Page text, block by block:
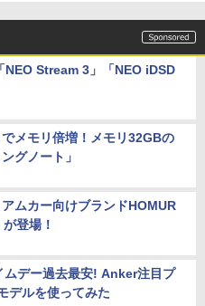
Stream 3」「NEO iDSD
メモリ倍増！メモリ32GBの
グノート」
ムカー向けブランドHOMUR
登場！
デー過去最安! Anker注目プ
デルを使ってみた